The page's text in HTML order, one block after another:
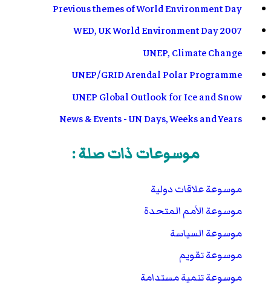
Previous themes of World Environment Day
WED, UK World Environment Day 2007
UNEP, Climate Change
UNEP/GRID Arendal Polar Programme
UNEP Global Outlook for Ice and Snow
News & Events - UN Days, Weeks and Years
موسوعات ذات صلة :
موسوعة علاقات دولية
موسوعة الأمم المتحدة
موسوعة السياسة
موسوعة تقويم
موسوعة تنمية مستدامة